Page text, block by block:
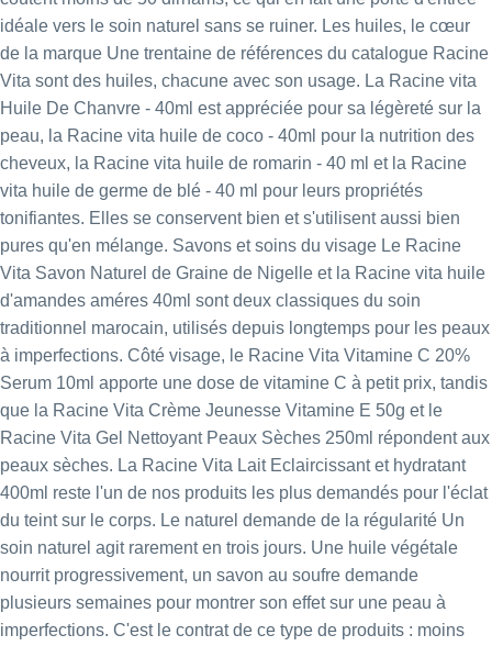
idéale vers le soin naturel sans se ruiner. Les huiles, le cœur
de la marque Une trentaine de références du catalogue Racine
Vita sont des huiles, chacune avec son usage. La Racine vita
Huile De Chanvre - 40ml est appréciée pour sa légèreté sur la
peau, la Racine vita huile de coco - 40ml pour la nutrition des
cheveux, la Racine vita huile de romarin - 40 ml et la Racine
vita huile de germe de blé - 40 ml pour leurs propriétés
tonifiantes. Elles se conservent bien et s'utilisent aussi bien
pures qu'en mélange. Savons et soins du visage Le Racine
Vita Savon Naturel de Graine de Nigelle et la Racine vita huile
d'amandes améres 40ml sont deux classiques du soin
traditionnel marocain, utilisés depuis longtemps pour les peaux
à imperfections. Côté visage, le Racine Vita Vitamine C 20%
Serum 10ml apporte une dose de vitamine C à petit prix, tandis
que la Racine Vita Crème Jeunesse Vitamine E 50g et le
Racine Vita Gel Nettoyant Peaux Sèches 250ml répondent aux
peaux sèches. La Racine Vita Lait Eclaircissant et hydratant
400ml reste l'un de nos produits les plus demandés pour l'éclat
du teint sur le corps. Le naturel demande de la régularité Un
soin naturel agit rarement en trois jours. Une huile végétale
nourrit progressivement, un savon au soufre demande
plusieurs semaines pour montrer son effet sur une peau à
imperfections. C'est le contrat de ce type de produits : moins